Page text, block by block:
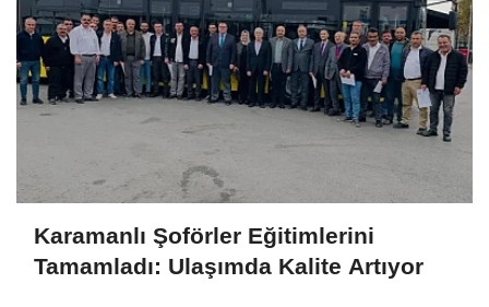
Karamanlı Şoförler Eğitimlerini
Tamamladı: Ulaşımda Kalite Artıyor